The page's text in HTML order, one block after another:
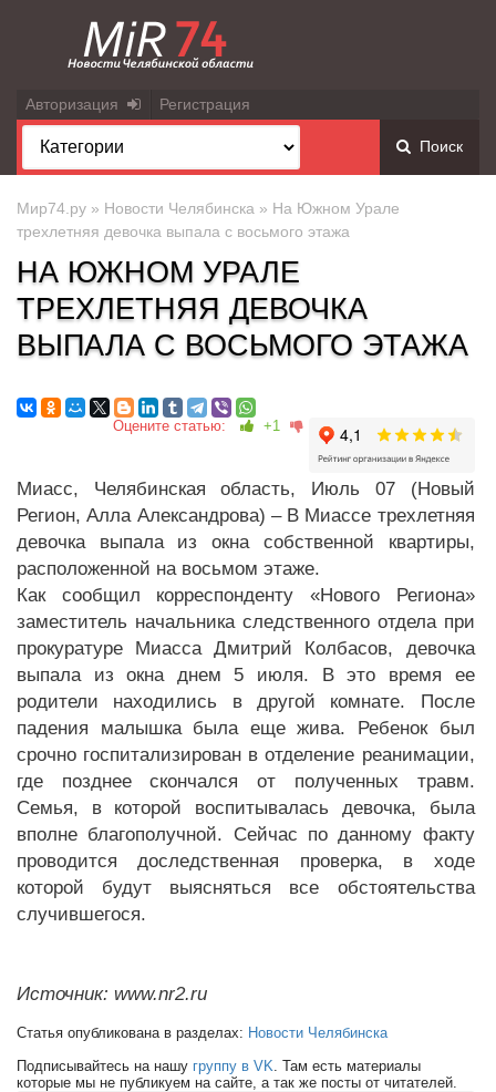
Авторизация Регистрация
Поиск
Мир74.ру » Новости Челябинска » На Южном Урале
трехлетняя девочка выпала с восьмого этажа
НА ЮЖНОМ УРАЛЕ
ТРЕХЛЕТНЯЯ ДЕВОЧКА
ВЫПАЛА С ВОСЬМОГО ЭТАЖА
Оцените статью: +1
Миасс, Челябинская область, Июль 07 (Новый
Регион, Алла Александрова) – В Миассе трехлетняя
девочка выпала из окна собственной квартиры,
расположенной на восьмом этаже.
Как сообщил корреспонденту «Нового Региона»
заместитель начальника следственного отдела при
прокуратуре Миасса Дмитрий Колбасов, девочка
выпала из окна днем 5 июля. В это время ее
родители находились в другой комнате. После
падения малышка была еще жива. Ребенок был
срочно госпитализирован в отделение реанимации,
где позднее скончался от полученных травм.
Семья, в которой воспитывалась девочка, была
вполне благополучной. Сейчас по данному факту
проводится доследственная проверка, в ходе
которой будут выясняться все обстоятельства
случившегося.
Источник: www.nr2.ru
Статья опубликована в разделах: Новости Челябинска
Подписывайтесь на нашу группу в VK. Там есть материалы
которые мы не публикуем на сайте, а так же посты от читателей.